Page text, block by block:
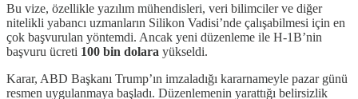
Bu vize, özellikle yazılım mühendisleri, veri bilimciler ve diğer
nitelikli yabancı uzmanların Silikon Vadisi’nde çalışabilmesi için en
çok başvurulan yöntemdi. Ancak yeni düzenleme ile H-1B’nin
başvuru ücreti 100 bin dolara yükseldi.
Karar, ABD Başkanı Trump’ın imzaladığı kararnameyle pazar günü
resmen uygulanmaya başladı. Düzenlemenin yarattığı belirsizlik